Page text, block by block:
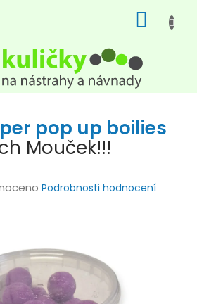
KOŠÍK
pop up boilies
Mouček!!!
Podrobnosti hodnocení